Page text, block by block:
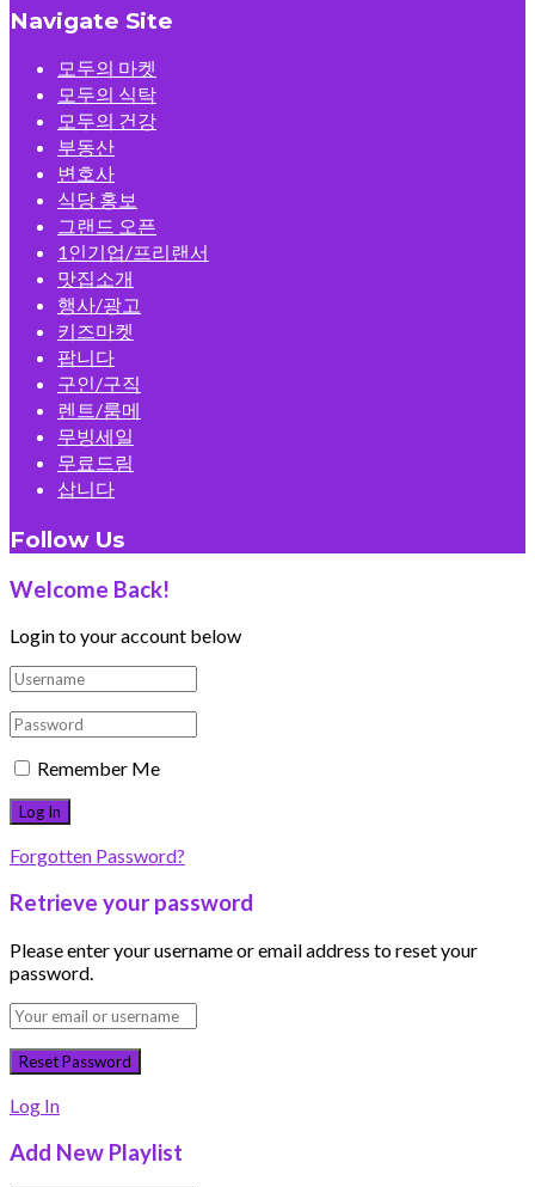
Navigate Site
모두의 마켓
모두의 식탁
모두의 건강
부동산
변호사
식당 홍보
그랜드 오픈
1인기업/프리랜서
맛집소개
행사/광고
키즈마켓
팝니다
구인/구직
렌트/룸메
무빙세일
무료드림
삽니다
Follow Us
Welcome Back!
Login to your account below
Remember Me
Forgotten Password?
Retrieve your password
Please enter your username or email address to reset your
password.
Log In
Add New Playlist